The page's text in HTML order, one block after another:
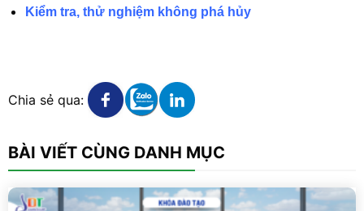
Kiểm tra, thử nghiệm không phá hủy
Chia sẻ qua: Xem chi tiết
Xem chi tiếtXem chi tiết
BÀI VIẾT CÙNG DANH MỤC